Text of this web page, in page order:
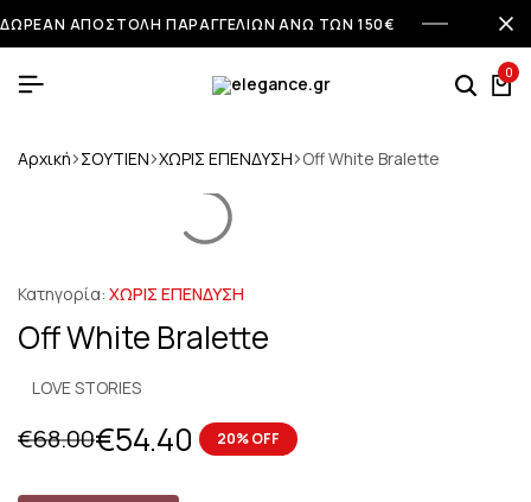
ΔΩΡΕΑΝ ΑΠΟΣΤΟΛΗ ΠΑΡΑΓΓΕΛΙΩΝ ΑΝΩ ΤΩΝ 150€
0
Αρχική ΣΟΥΤΙΕΝ ΧΩΡΙΣ ΕΠΕΝΔΥΣΗ Off White Bralette
Κατηγορία: ΧΩΡΙΣ ΕΠΕΝΔΥΣΗ
Off White Bralette
LOVE STORIES
€68.00€54.40 20% OFF